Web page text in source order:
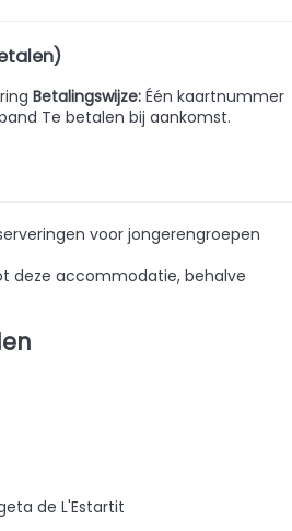
Betalingswijze: Één kaartnummer
Te betalen bij aankomst.
voor jongerengroepen
deze accommodatie, behalve
de L'Estartit